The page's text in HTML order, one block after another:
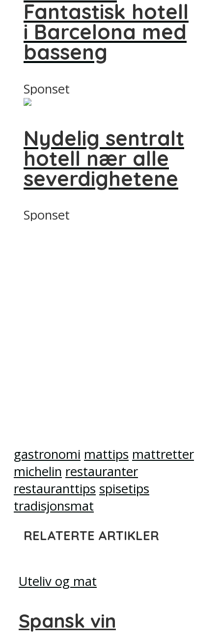
Fantastisk hotell
i Barcelona med
basseng
Sponset
Nydelig sentralt
hotell nær alle
severdighetene
Sponset
gastronomi mattips mattretter
michelin restauranter
restauranttips spisetips
tradisjonsmat
RELATERTE ARTIKLER
Uteliv og mat
Spansk vin